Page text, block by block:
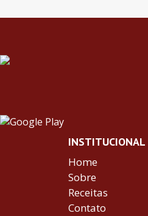
INSTITUCIONAL
Home
Sobre
Receitas
Contato